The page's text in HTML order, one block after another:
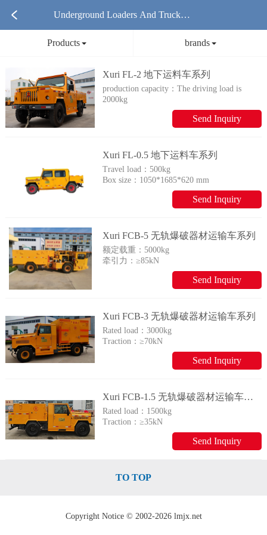
Underground Loaders And Trucks P
Products brands
Xuri FL-2 地下运料车系列
production capacity：The driving load is
2000kg
Cargo Box Size (mm)：
Send Inquiry
Xuri FL-0.5 地下运料车系列
Travel load： 500kg
Box size： 1050*1685*620 mm
Send Inquiry
Xuri FCB-5 无轨爆破器材运输车系列
额定载重： 5000kg
牵引力：≥85kN
Send Inquiry
Xuri FCB-3 无轨爆破器材运输车系列
Rated load：3000kg
Traction：≥70kN
Send Inquiry
Xuri FCB-1.5 无轨爆破器材运输车系列
Rated load： 1500kg
Traction：≥35kN
Send Inquiry
TO TOP
Copyright Notice © 2002-2026 lmjx.net